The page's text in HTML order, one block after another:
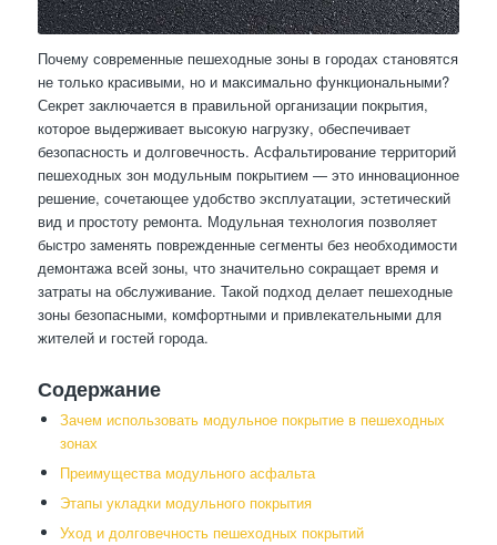
Почему современные пешеходные зоны в городах становятся
не только красивыми, но и максимально функциональными?
Секрет заключается в правильной организации покрытия,
которое выдерживает высокую нагрузку, обеспечивает
безопасность и долговечность. Асфальтирование территорий
пешеходных зон модульным покрытием — это инновационное
решение, сочетающее удобство эксплуатации, эстетический
вид и простоту ремонта. Модульная технология позволяет
быстро заменять поврежденные сегменты без необходимости
демонтажа всей зоны, что значительно сокращает время и
затраты на обслуживание. Такой подход делает пешеходные
зоны безопасными, комфортными и привлекательными для
жителей и гостей города.
Содержание
Зачем использовать модульное покрытие в пешеходных
зонах
Преимущества модульного асфальта
Этапы укладки модульного покрытия
Уход и долговечность пешеходных покрытий